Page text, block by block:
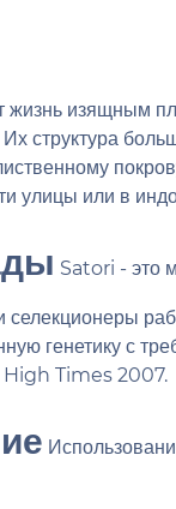
изящным
структура
улицы или в
Satori - это
генетику с
High Times 2007.